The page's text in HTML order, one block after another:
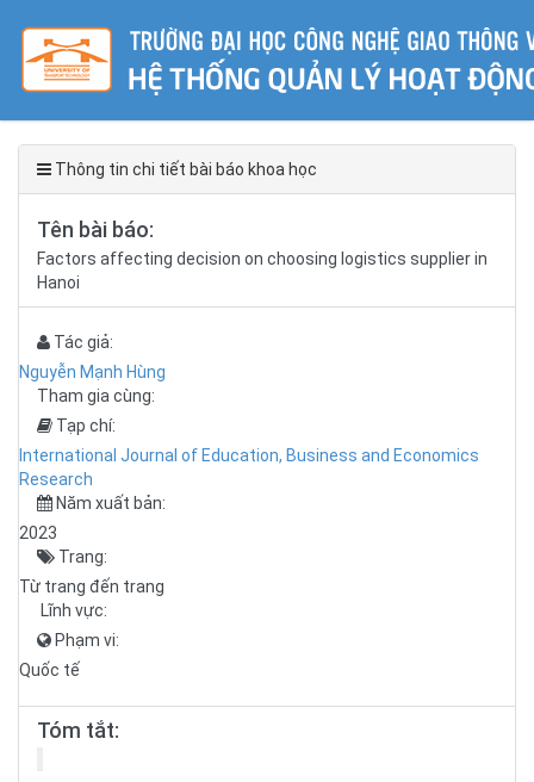
Thông tin chi tiết bài báo khoa học
Tên bài báo:
Factors affecting decision on choosing logistics supplier in
Hanoi
Tác giả:
Nguyễn Mạnh Hùng
Tham gia cùng:
Tạp chí:
International Journal of Education, Business and Economics
Research
Năm xuất bản:
2023
Trang:
Từ trang đến trang
Lĩnh vực:
Phạm vi:
Quốc tế
Tóm tắt: